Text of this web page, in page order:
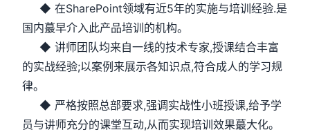
◆ 在SharePoint领域有近5年的实施与培训经验.是
国内蕞早介入此产品培训的机构。
◆ 讲师团队均来自一线的技术专家,授课结合丰富
的实战经验;以案例来展示各知识点,符合成人的学习规
律。
◆ 严格按照总部要求,强调实战性小班授课,给予学
员与讲师充分的课堂互动,从而实现培训效果蕞大化。